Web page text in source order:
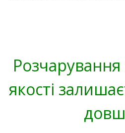
Розчарування
якості